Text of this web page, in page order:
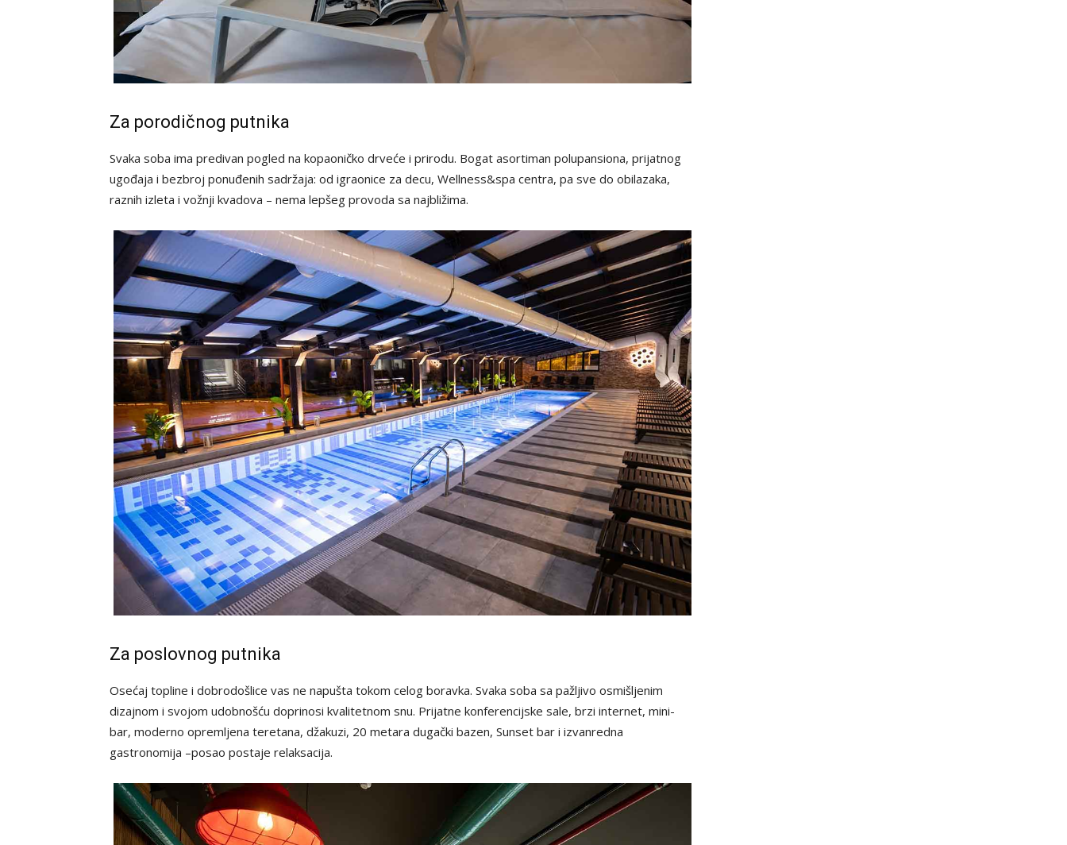
Za porodičnog putnika
Svaka soba ima predivan pogled na kopaoničko drveće i prirodu. Bogat asortiman polupansiona, prijatnog
ugođaja i bezbroj ponuđenih sadržaja: od igraonice za decu, Wellness&spa centra, pa sve do obilazaka,
raznih izleta i vožnji kvadova – nema lepšeg provoda sa najbližima.
Za poslovnog putnika
Osećaj topline i dobrodošlice vas ne napušta tokom celog boravka. Svaka soba sa pažljivo osmišljenim
dizajnom i svojom udobnošću doprinosi kvalitetnom snu. Prijatne konferencijske sale, brzi internet, mini-
bar, moderno opremljena teretana, džakuzi, 20 metara dugački bazen, Sunset bar i izvanredna
gastronomija –posao postaje relaksacija.